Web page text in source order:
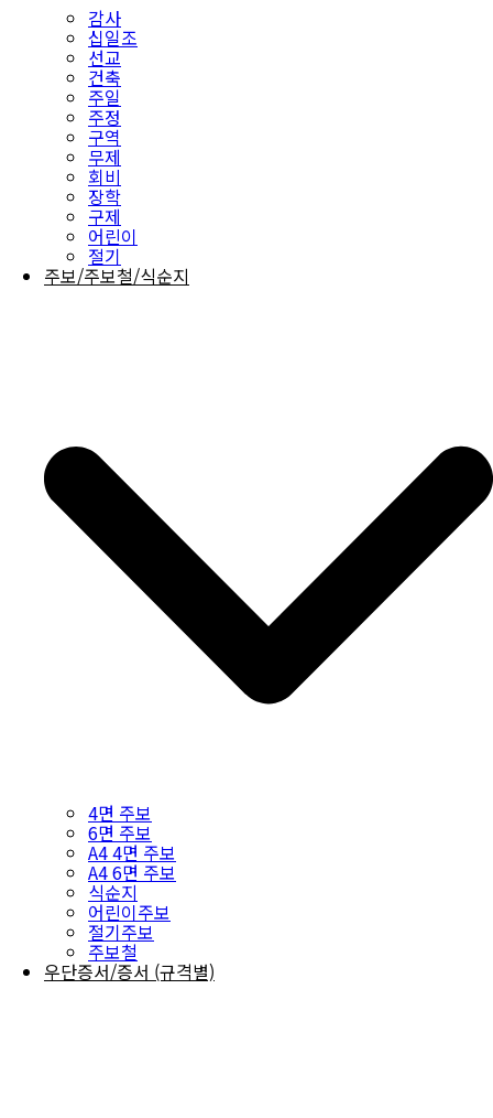
감사
십일조
선교
건축
주일
주정
구역
무제
회비
장학
구제
어린이
절기
주보/주보철/식순지
4면 주보
6면 주보
A4 4면 주보
A4 6면 주보
식순지
어린이주보
절기주보
주보철
우단증서/증서 (규격별)